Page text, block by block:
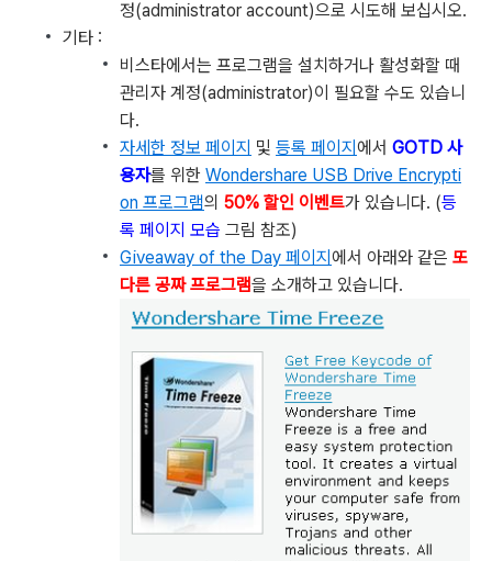
정(administrator account)으로 시도해 보십시오.
기타 :
비스타에서는 프로그램을 설치하거나 활성화할 때
관리자 계정(administrator)이 필요할 수도 있습니
다.
자세한 정보 페이지 및 등록 페이지에서 GOTD 사
용자를 위한 Wondershare USB Drive Encrypti
on 프로그램의 50% 할인 이벤트가 있습니다. (등
록 페이지 모습 그림 참조)
Giveaway of the Day 페이지에서 아래와 같은 또
다른 공짜 프로그램을 소개하고 있습니다.